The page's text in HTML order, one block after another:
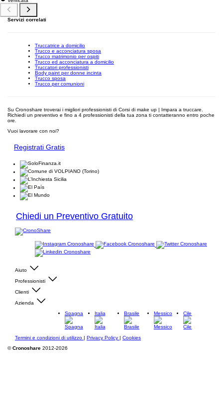
Servizi correlati
Truccatrice a domicilio
Trucco e acconciatura sposa
Trucco matrimonio per ospiti
Trucco ed acconciatura a domicilio
Truccatori professionisti
Body paint per donne incinta
Trucco sposa
Trucco per comunioni
Su Cronoshare troverai i migliori professionisti di Corsi di make up | Impara a truccare.
Richiedi un preventivo e fino a 4 professionisti della tua zona ti contatteranno entro poche
ore.
Vuoi lavorare con noi?
Registrati Gratis
Chiedi un Preventivo Gratuito
Aiuto
Professionisti
Clienti
Azienda
Spagna
Italia Brasile Messico Cile
Termini e condizioni di utilizzo | Privacy Policy | Cookies
©Cronoshare 2012-2026